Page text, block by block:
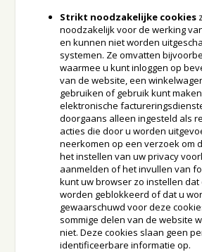
Strikt noodzakelijke cookies
noodzakelijk voor de werking
en kunnen niet worden
systemen. Ze omvatten
waarmee u kunt inloggen op
van de website, een
gebruiken of gebruik kunt
elektronische
doorgaans alleen ingesteld als
acties die door u worden
neerkomen op een verzoek om
het instellen van uw privacy
aanmelden of het invullen van
kunt uw browser zo instellen dat
worden geblokkeerd of dat u
gewaarschuwd voor deze
sommige delen van de website
niet. Deze cookies slaan geen
identificeerbare informatie op.